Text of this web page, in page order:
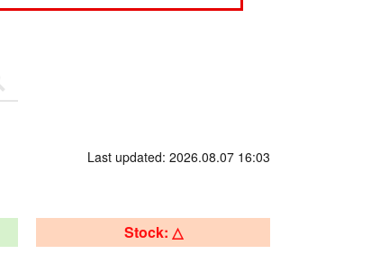
Last updated: 2026.08.07 16:03
Stock: △